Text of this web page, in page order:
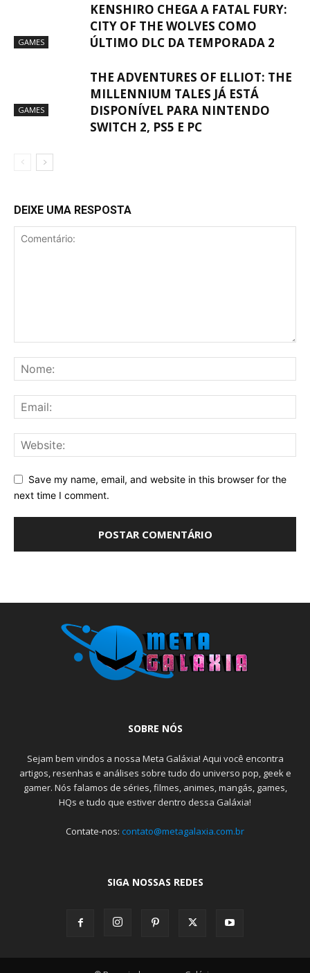
GAMES
KENSHIRO CHEGA A FATAL FURY:
CITY OF THE WOLVES COMO
ÚLTIMO DLC DA TEMPORADA 2
GAMES
THE ADVENTURES OF ELLIOT: THE
MILLENNIUM TALES JÁ ESTÁ
DISPONÍVEL PARA NINTENDO
SWITCH 2, PS5 E PC
DEIXE UMA RESPOSTA
Save my name, email, and website in this browser for the
next time I comment.
SOBRE NÓS
Sejam bem vindos a nossa Meta Galáxia! Aqui você encontra
artigos, resenhas e análises sobre tudo do universo pop, geek e
gamer. Nós falamos de séries, filmes, animes, mangás, games,
HQs e tudo que estiver dentro dessa Galáxia!
Contate-nos: contato@metagalaxia.com.br
SIGA NOSSAS REDES